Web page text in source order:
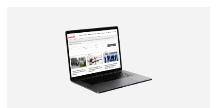
Correo electrónico
Tipo de comentario